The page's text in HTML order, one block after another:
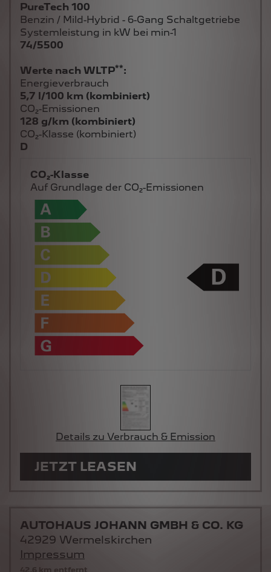
PureTech 100
Benzin / Mild-Hybrid - 6-Gang Schaltgetriebe
Systemleistung in kW bei min-1
74/5500
Werte nach WLTP**:
Energieverbrauch
5,7 l/100 km (kombiniert)
CO₂-Emissionen
128 g/km (kombiniert)
CO₂-Klasse (kombiniert)
D
CO₂-Klasse
Auf Grundlage der CO₂-Emissionen
Details zu Verbrauch & Emission
JETZT LEASEN
42,6 km entfernt
AUTOHAUS JOHANN GMBH & CO. KG
42929 Wermelskirchen
Impressum